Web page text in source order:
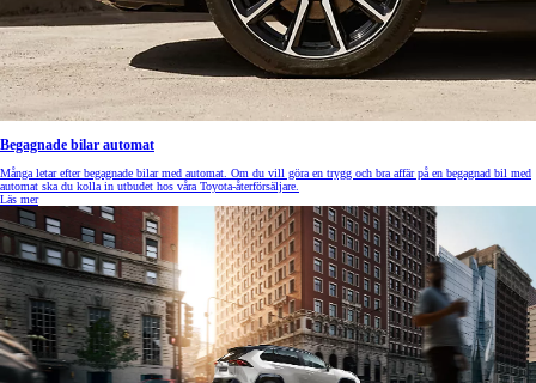
Begagnade bilar automat
Många letar efter begagnade bilar med automat. Om du vill göra en trygg och bra affär på en begagnad bil med
automat ska du kolla in utbudet hos våra Toyota-återförsäljare.
Läs mer